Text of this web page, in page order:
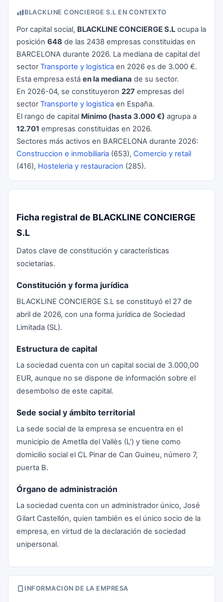
BLACKLINE CONCIERGE S.L EN CONTEXTO
Por capital social, BLACKLINE CONCIERGE S.L ocupa la
posición 648 de las 2438 empresas constituidas en
BARCELONA durante 2026. La mediana de capital del
sectorTransporte y logistica en 2026 es de 3.000 €.
Esta empresa está en la mediana de su sector.
En 2026-04, se constituyeron 227 empresas del
sectorTransporte y logistica en España.
El rango de capital Minimo (hasta 3.000 €) agrupa a
12.701 empresas constituidas en 2026.
Sectores más activos en BARCELONA durante 2026:
Construccion e inmobiliaria (653), Comercio y retail
(416), Hosteleria y restauracion (285).
Ficha registral de BLACKLINE CONCIERGE
S.L
Datos clave de constitución y características
societarias.
Constitución y forma jurídica
BLACKLINE CONCIERGE S.L se constituyó el 27 de
abril de 2026, con una forma jurídica de Sociedad
Limitada (SL).
Estructura de capital
La sociedad cuenta con un capital social de 3.000,00
EUR, aunque no se dispone de información sobre el
desembolso de este capital.
Sede social y ámbito territorial
La sede social de la empresa se encuentra en el
municipio de Ametlla del Vallès (L') y tiene como
domicilio social el CL Pinar de Can Guineu, número 7,
puerta B.
Órgano de administración
La sociedad cuenta con un administrador único, José
Gilart Castellón, quien también es el único socio de la
empresa, en virtud de la declaración de sociedad
unipersonal.
INFORMACION DE LA EMPRESA